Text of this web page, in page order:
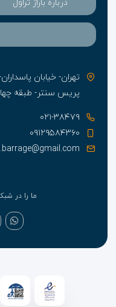
درباره باراژ تراول
تهران- خیابان
پریس سنتر- طبقه
۰۲۱-۳۸۴۷۹
۰۹۱۲۹۵۸۴۳۶۰
ما را در